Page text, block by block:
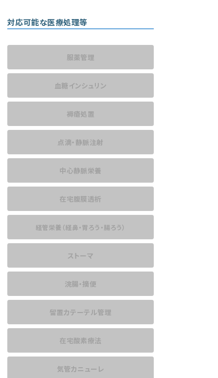
対応可能な医療処理等
服薬管理
血糖インシュリン
褥瘡処置
点滴・静脈注射
中心静脈栄養
在宅腹膜透析
経管栄養 （経鼻・胃ろう・腸ろう）
ストーマ
浣腸・摘便
留置カテーテル管理
在宅酸素療法
気管カニューレ